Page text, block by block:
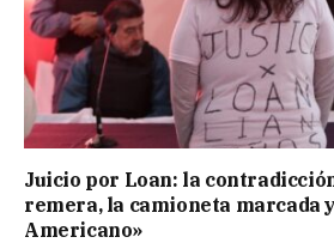
Juicio por Loan: la
remera, la camioneta marcada
Americano»